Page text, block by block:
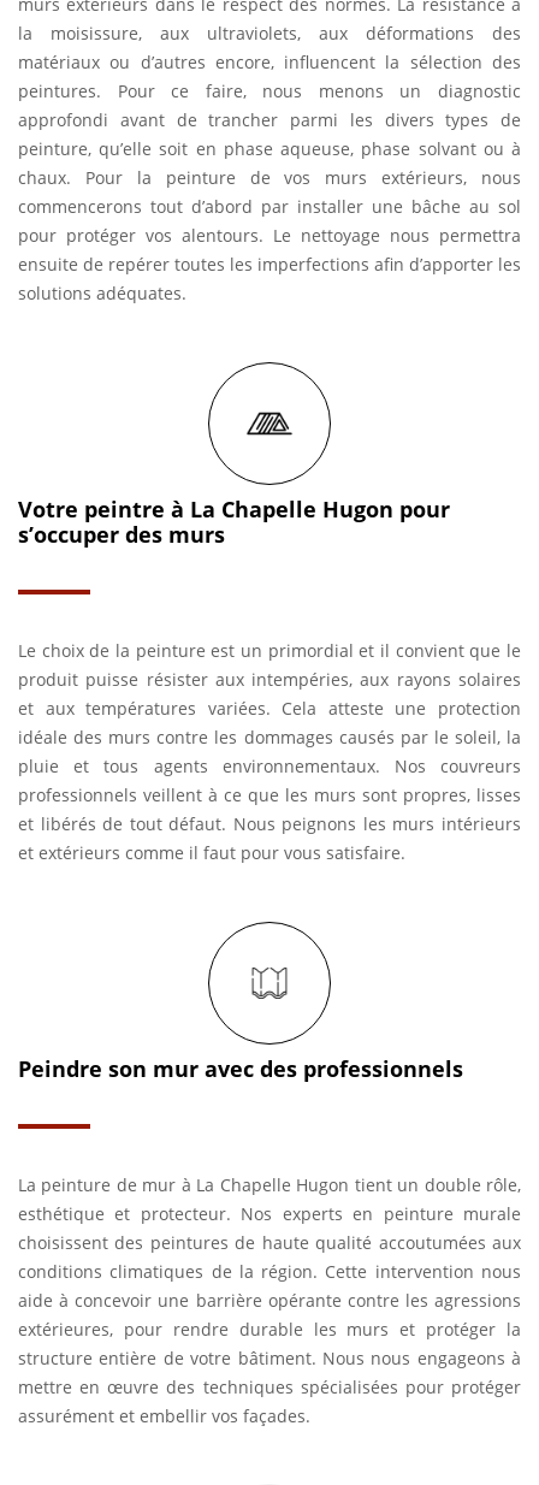
la moisissure, aux ultraviolets, aux déformations des
matériaux ou d’autres encore, influencent la sélection des
peintures. Pour ce faire, nous menons un diagnostic
approfondi avant de trancher parmi les divers types de
peinture, qu’elle soit en phase aqueuse, phase solvant ou à
chaux. Pour la peinture de vos murs extérieurs, nous
commencerons tout d’abord par installer une bâche au sol
pour protéger vos alentours. Le nettoyage nous permettra
ensuite de repérer toutes les imperfections afin d’apporter les
solutions adéquates.
Votre peintre à La Chapelle Hugon pour
s’occuper des murs
Le choix de la peinture est un primordial et il convient que le
produit puisse résister aux intempéries, aux rayons solaires
et aux températures variées. Cela atteste une protection
idéale des murs contre les dommages causés par le soleil, la
pluie et tous agents environnementaux. Nos couvreurs
professionnels veillent à ce que les murs sont propres, lisses
et libérés de tout défaut. Nous peignons les murs intérieurs
et extérieurs comme il faut pour vous satisfaire.
Peindre son mur avec des professionnels
La peinture de mur à La Chapelle Hugon tient un double rôle,
esthétique et protecteur. Nos experts en peinture murale
choisissent des peintures de haute qualité accoutumées aux
conditions climatiques de la région. Cette intervention nous
aide à concevoir une barrière opérante contre les agressions
extérieures, pour rendre durable les murs et protéger la
structure entière de votre bâtiment. Nous nous engageons à
mettre en œuvre des techniques spécialisées pour protéger
assurément et embellir vos façades.